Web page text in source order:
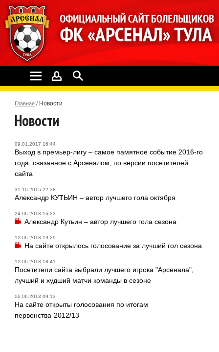
Главная / Новости
Новости
09.01.2017 16:44
Выход в премьер-лигу – самое памятное событие 2016-го
года, связанное с Арсеналом, по версии посетителей
сайта
31.10.2015 22:38
Александр КУТЬИН – автор лучшего гола октября
24.06.2013 16:23
Александр Кутьин – автор лучшего гола сезона
12.06.2013 19:29
На сайте открылось голосование за лучший гол сезона
12.06.2013 18:41
Посетители сайта выбрали лучшего игрока "Арсенала",
лучший и худший матчи команды в сезоне
06.06.2013 09:13
На сайте открыты голосования по итогам
первенства-2012/13